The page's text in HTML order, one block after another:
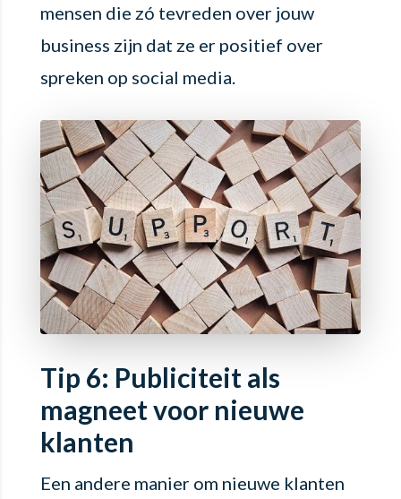
mensen die zó tevreden over jouw
business zijn dat ze er positief over
spreken op social media.
Tip 6: Publiciteit als
magneet voor nieuwe
klanten
Een andere manier om nieuwe klanten